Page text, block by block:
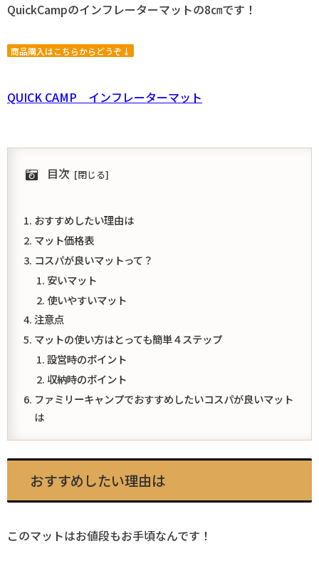
QuickCampのインフレーターマットの8㎝です！
商品購入はこちらからどうぞ↓
QUICK CAMP インフレーターマット
目次
おすすめしたい理由は
マット価格表
コスパが良いマットって？
安いマット
使いやすいマット
注意点
マットの使い方はとっても簡単４ステップ
設営時のポイント
収納時のポイント
ファミリーキャンプでおすすめしたいコスパが良いマット
は
おすすめしたい理由は
このマットはお値段もお手頃なんです！